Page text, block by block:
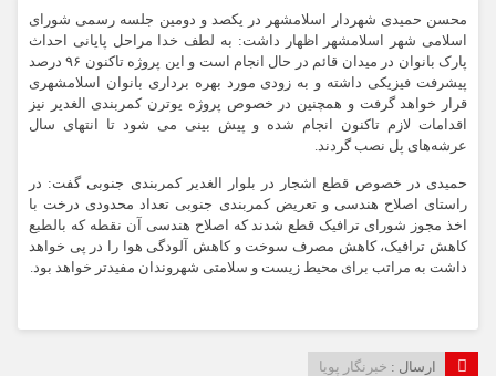
محسن حمیدی شهردار اسلامشهر در یکصد و دومین جلسه رسمی شورای
اسلامی شهر اسلامشهر اظهار داشت: به لطف خدا مراحل پایانی احداث
پارک بانوان در میدان قائم در حال انجام است و این پروژه تاکنون ۹۶ درصد
پیشرفت فیزیکی داشته و به زودی مورد بهره برداری بانوان اسلامشهری
قرار خواهد گرفت و همچنین در خصوص پروژه یوترن کمربندی الغدیر نیز
اقدامات لازم تاکنون انجام شده و پیش بینی می شود تا انتهای سال
عرشه‌های پل نصب گردند.
حمیدی در خصوص قطع اشجار در بلوار الغدیر کمربندی جنوبی گفت: در
راستای اصلاح هندسی و تعریض کمربندی جنوبی تعداد محدودی درخت با
اخذ مجوز شورای ترافیک قطع شدند که اصلاح هندسی آن نقطه که بالطبع
کاهش ترافیک، کاهش مصرف سوخت و کاهش آلودگی هوا را در پی خواهد
داشت به مراتب برای محیط زیست و سلامتی شهروندان مفیدتر خواهد بود.
ارسال : خبرنگار پویا